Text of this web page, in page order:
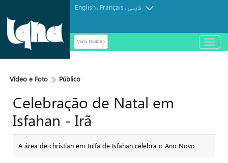
English. Français.فارسی
Versi Desktop
باز
و
Vídeo e Foto Público
Celebração de Natal em
Isfahan - Irã
A área de christian em Julfa de Isfahan celebra o Ano Novo.